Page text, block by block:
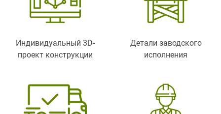
Индивидуальный 3D-
проект конструкции
Детали заводского
исполнения